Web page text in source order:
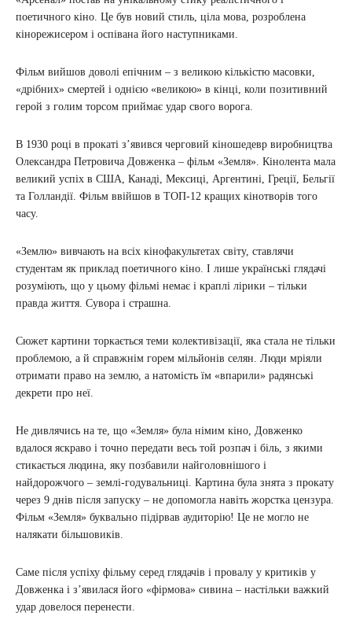
поетичного кіно. Це був новий стиль, ціла мова, розроблена
кінорежисером і оспівана його наступниками.
Фільм вийшов доволі епічним – з великою кількістю масовки,
«дрібних» смертей і однією «великою» в кінці, коли позитивний
герой з голим торсом приймає удар свого ворога.
В 1930 році в прокаті з’явився черговий кіношедевр виробництва
Олександра Петровича Довженка – фільм «Земля». Кінолента мала
великий успіх в США, Канаді, Мексиці, Аргентині, Греції, Бельгії
та Голландії. Фільм ввійшов в ТОП-12 кращих кінотворів того
часу.
«Землю» вивчають на всіх кінофакультетах світу, ставлячи
студентам як приклад поетичного кіно. І лише українські глядачі
розуміють, що у цьому фільмі немає і краплі лірики – тільки
правда життя. Сувора і страшна.
Сюжет картини торкається теми колективізації, яка стала не тільки
проблемою, а й справжнім горем мільйонів селян. Люди мріяли
отримати право на землю, а натомість їм «впарили» радянські
декрети про неї.
Не дивлячись на те, що «Земля» була німим кіно, Довженко
вдалося яскраво і точно передати весь той розпач і біль, з якими
стикається людина, яку позбавили найголовнішого і
найдорожчого – землі-годувальниці. Картина була знята з прокату
через 9 днів після запуску – не допомогла навіть жорстка цензура.
Фільм «Земля» буквально підірвав аудиторію! Це не могло не
налякати більшовиків.
Саме після успіху фільму серед глядачів і провалу у критиків у
Довженка і з’явилася його «фірмова» сивина – настільки важкий
удар довелося перенести.